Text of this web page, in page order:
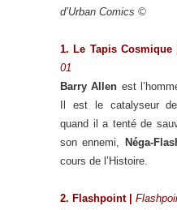
d’Urban Comics ©
1. Le Tapis Cosmique
01
Barry Allen est
Il est le catalyseur
quand il a tenté de
son ennemi,
Néga-
cours de l’Histoire.
2. Flashpoint |